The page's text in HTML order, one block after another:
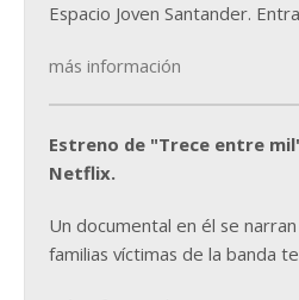
Espacio Joven Santander.
más información
Estreno de "Trece entre
Netflix.
Un documental en él se
familias víctimas de la banda